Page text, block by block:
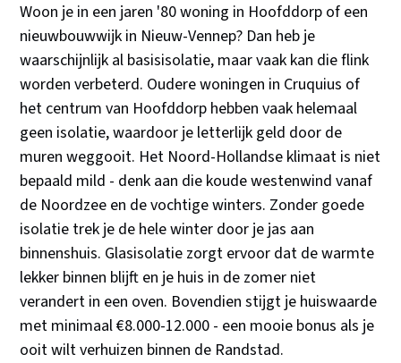
Woon je in een jaren '80 woning in Hoofddorp of een
nieuwbouwwijk in Nieuw-Vennep? Dan heb je
waarschijnlijk al basisisolatie, maar vaak kan die flink
worden verbeterd. Oudere woningen in Cruquius of
het centrum van Hoofddorp hebben vaak helemaal
geen isolatie, waardoor je letterlijk geld door de
muren weggooit. Het Noord-Hollandse klimaat is niet
bepaald mild - denk aan die koude westenwind vanaf
de Noordzee en de vochtige winters. Zonder goede
isolatie trek je de hele winter door je jas aan
binnenshuis. Glasisolatie zorgt ervoor dat de warmte
lekker binnen blijft en je huis in de zomer niet
verandert in een oven. Bovendien stijgt je huiswaarde
met minimaal €8.000-12.000 - een mooie bonus als je
ooit wilt verhuizen binnen de Randstad.